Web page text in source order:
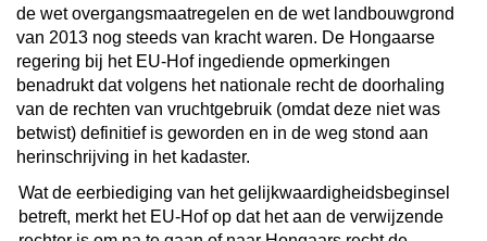
de wet overgangsmaatregelen en de wet landbouwgrond
van 2013 nog steeds van kracht waren. De Hongaarse
regering bij het EU-Hof ingediende opmerkingen
benadrukt dat volgens het nationale recht de doorhaling
van de rechten van vruchtgebruik (omdat deze niet was
betwist) definitief is geworden en in de weg stond aan
herinschrijving in het kadaster.
Wat de eerbiediging van het gelijkwaardigheidsbeginsel
betreft, merkt het EU-Hof op dat het aan de verwijzende